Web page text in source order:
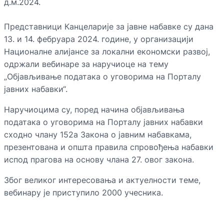
д.м.2024.
Представници Канцеларије за јавне набавке су дана
13. и 14. фебруара 2024. године, у организацији
Националне алијансе за локални економски развој,
одржали вебинаре за наручиоце на тему
„Објављивање података о уговорима на Порталу
јавних набавки“.
Наручиоцима су, поред начина објављивања
података о уговорима на Порталу јавних набавки
сходно члану 152а Закона о јавним набавкама,
презентована и општа правила спровођења набавки
испод прагова на основу члана 27. овог закона.
Због великог интересовања и актуелности теме,
вебинару је приступило 2000 учесника.